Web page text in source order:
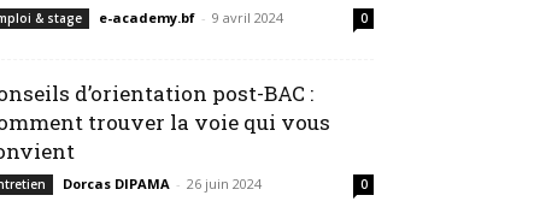
& stage e-academy.bf - 9 avril 2024 0
d’orientation post-BAC :
trouver la voie qui vous
Dorcas DIPAMA - 26 juin 2024 0